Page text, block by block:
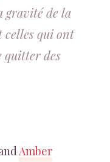
gravité de la
celles qui ont
quitter des
Amber